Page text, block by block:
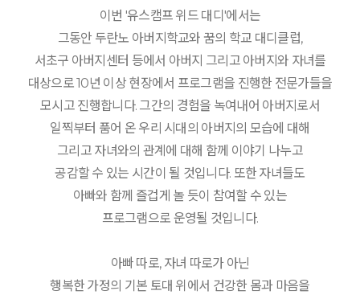
이번 '유스캠프 위드 대디'에서는
그동안 두란노 아버지학교와 꿈의 학교 대디클럽,
서초구 아버지센터 등에서 아버지 그리고 아버지와 자녀를
대상으로 10년 이상 현장에서 프로그램을 진행한 전문가들을
모시고 진행합니다. 그간의 경험을 녹여내어 아버지로서
일찍부터 품어 온 우리 시대의 아버지의 모습에 대해
그리고 자녀와의 관계에 대해 함께 이야기 나누고
공감할 수 있는 시간이 될 것입니다. 또한 자녀들도
아빠와 함께 즐겁게 놀 듯이 참여할 수 있는
프로그램으로 운영될 것입니다.
아빠 따로, 자녀 따로가 아닌
행복한 가정의 기본 토대 위에서 건강한 몸과 마음을